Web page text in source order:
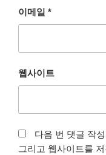
이메일 *
웹사이트
다음 번 댓글 작
그리고 웹사이트를